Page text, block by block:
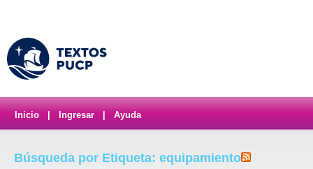
Inicio Ingresar Ayuda
Búsqueda por Etiqueta: equipamiento